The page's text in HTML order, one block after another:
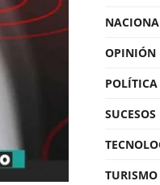
OPINIÓN
POLÍTICA
SUCESOS
TURISMO